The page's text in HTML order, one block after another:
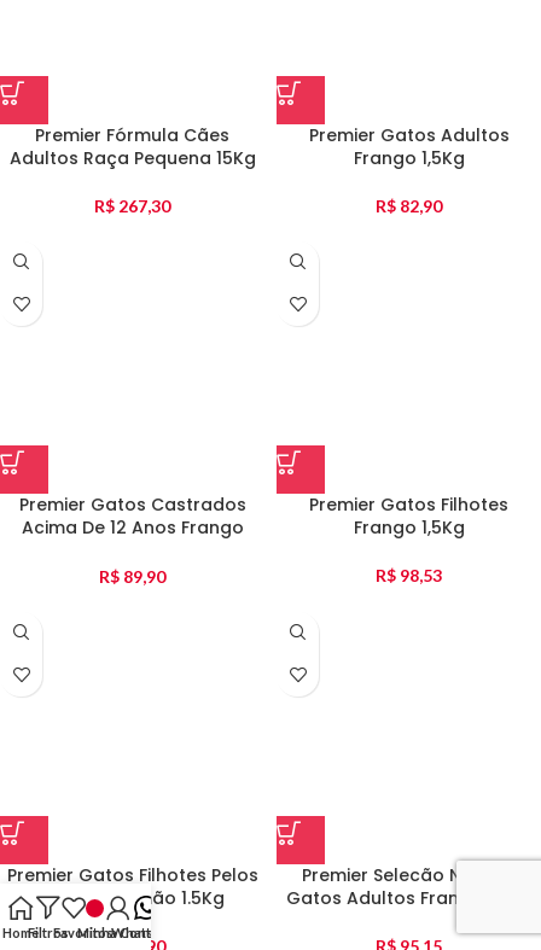
Premier Fórmula Cães
Adultos Raça Pequena 15Kg
R$ 267,30
Premier Gatos Adultos
Frango 1,5Kg
R$ 82,90
Premier Gatos Castrados
Acima De 12 Anos Frango
R$ 89,90
Premier Gatos Filhotes
Frango 1,5Kg
R$ 98,53
Premier Gatos Filhotes Pelos
Longos Salmão 1.5Kg
89,90
Premier Selecão Natural
Gatos Adultos Frango 1.5Kg
R$ 95,15
HomeFiltrosFavoritos
Minha Conta
WhatsApp